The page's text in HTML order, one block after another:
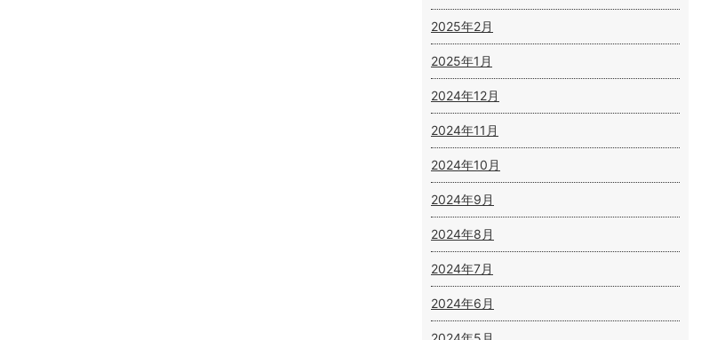
2025年2月
2025年1月
2024年12月
2024年11月
2024年10月
2024年9月
2024年8月
2024年7月
2024年6月